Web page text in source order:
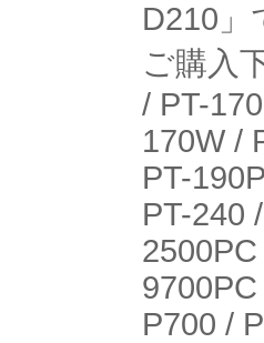
D210」
ご購入
/ PT-
170W /
PT-
PT-240
P700 /